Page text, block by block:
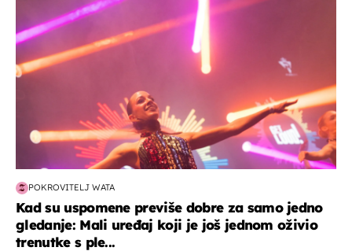
POKROVITELJ WATA
Kad su uspomene previše dobre za samo jedno
gledanje: Mali uređaj koji je još jednom oživio
trenutke s ple...